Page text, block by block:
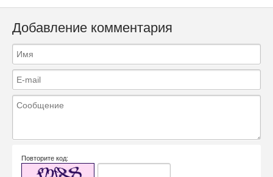
Добавление комментария
Повторите код: